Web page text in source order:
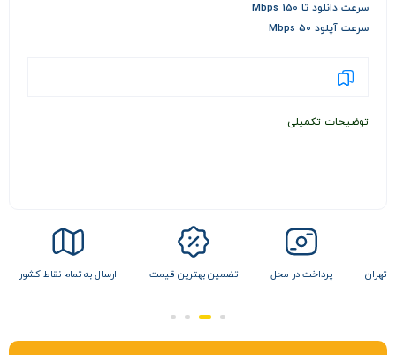
سرعت دانلود تا 150 Mbps
سرعت آپلود 50 Mbps
توضیحات تکمیلی
تضمین بهترین قیمت ارسال به تمام نقاط کشور تحویل فوری در تهران